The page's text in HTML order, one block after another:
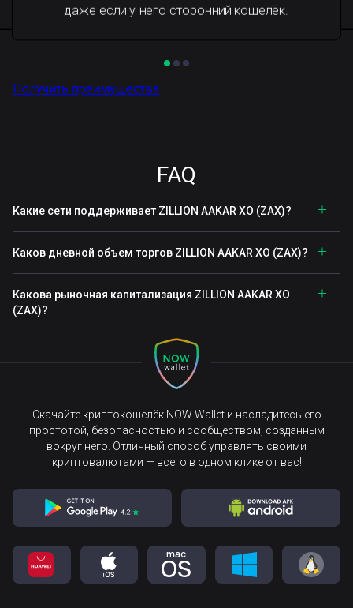
даже если у него сторонний кошелёк.
Получить преимущества
FAQ
Какие сети поддерживает ZILLION AAKAR XO (ZAX)?
Каков дневной объем торгов ZILLION AAKAR XO (ZAX)?
Какова рыночная капитализация ZILLION AAKAR XO
(ZAX)?
Скачайте криптокошелёк NOW Wallet и насладитесь его
простотой, безопасностью и сообществом, созданным
вокруг него. Отличный способ управлять своими
криптовалютами — всего в одном клике от вас!